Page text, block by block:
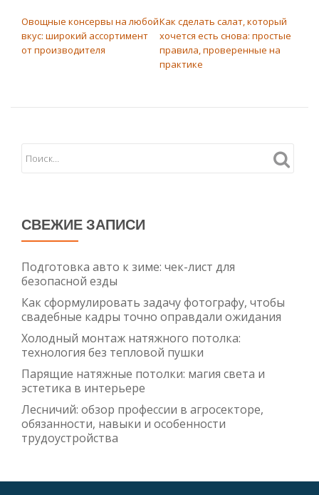
Овощные консервы на любой
вкус: широкий ассортимент
от производителя
Как сделать салат, который
хочется есть снова: простые
правила, проверенные на
практике
СВЕЖИЕ ЗАПИСИ
Подготовка авто к зиме: чек-лист для
безопасной езды
Как сформулировать задачу фотографу, чтобы
свадебные кадры точно оправдали ожидания
Холодный монтаж натяжного потолка:
технология без тепловой пушки
Парящие натяжные потолки: магия света и
эстетика в интерьере
Лесничий: обзор профессии в агросекторе,
обязанности, навыки и особенности
трудоустройства